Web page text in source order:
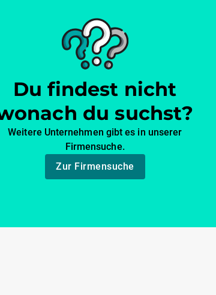
Du findest nicht
du suchst?
Weitere Unternehmen gibt es in unserer
Firmensuche.
Zur Firmensuche